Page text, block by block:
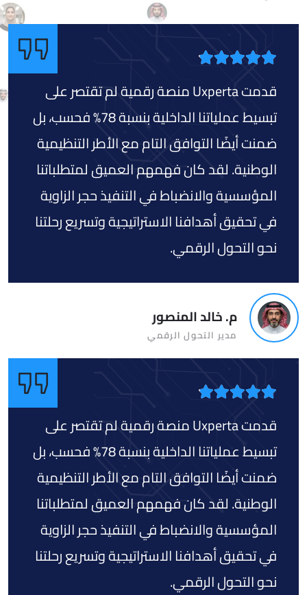
قدمت Uxperta منصة رقمية لم تقتصر على
تبسيط عملياتنا الداخلية بنسبة 78% فحسب، بل
ضمنت أيضًا التوافق التام مع الأطر التنظيمية
الوطنية. لقد كان فهمهم العميق لمتطلباتنا
المؤسسية والانضباط في التنفيذ حجر الزاوية
في تحقيق أهدافنا الاستراتيجية وتسريع رحلتنا
نحو التحول الرقمي.
م. خالد المنصور
مدير التحول الرقمي
قدمت Uxperta منصة رقمية لم تقتصر على
تبسيط عملياتنا الداخلية بنسبة 78% فحسب، بل
ضمنت أيضًا التوافق التام مع الأطر التنظيمية
الوطنية. لقد كان فهمهم العميق لمتطلباتنا
المؤسسية والانضباط في التنفيذ حجر الزاوية
في تحقيق أهدافنا الاستراتيجية وتسريع رحلتنا
نحو التحول الرقمي.